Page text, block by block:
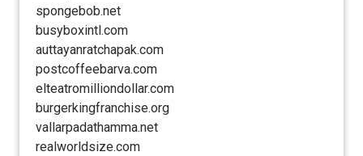
spongebob.net
busyboxintl.com
auttayanratchapak.com
postcoffeebarva.com
elteatromilliondollar.com
burgerkingfranchise.org
vallarpadathamma.net
realworldsize.com